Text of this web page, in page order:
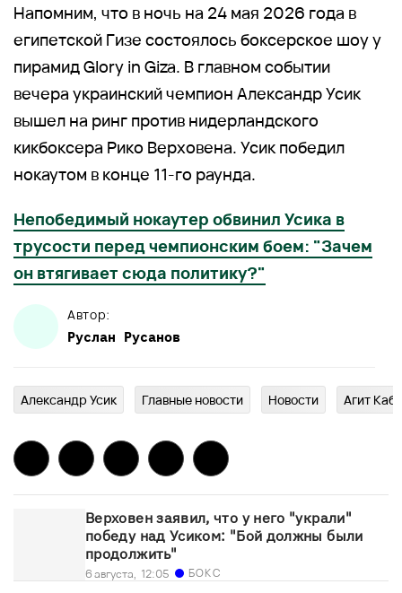
Напомним, что в ночь на 24 мая 2026 года в
египетской Гизе состоялось боксерское шоу у
пирамид Glory in Giza. В главном событии
вечера украинский чемпион Александр Усик
вышел на ринг против нидерландского
кикбоксера Рико Верховена. Усик победил
нокаутом в конце 11-го раунда.
Непобедимый нокаутер обвинил Усика в
трусости перед чемпионским боем: "Зачем
он втягивает сюда политику?"
Автор:
Руслан Русанов
Александр Усик Главныe новости Новости Агит
Верховен заявил, что у него "украли"
победу над Усиком: "Бой должны были
продолжить"
6 августа, 12:05 БОКС